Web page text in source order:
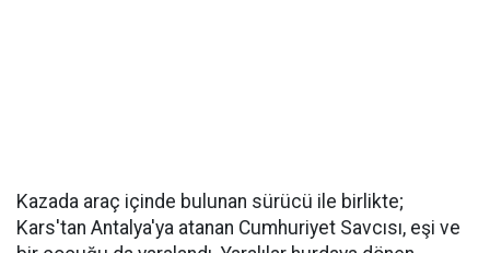
Kazada araç içinde bulunan sürücü ile birlikte;
Kars'tan Antalya'ya atanan Cumhuriyet Savcısı, eşi ve